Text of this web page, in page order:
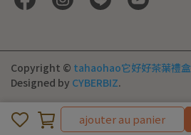
ajouter au panier
Copyright © tahaohao它好好茶葉禮盒
Designed by CYBERBIZ.